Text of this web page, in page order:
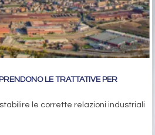
LE TRATTATIVE PER
le corrette relazioni industriali